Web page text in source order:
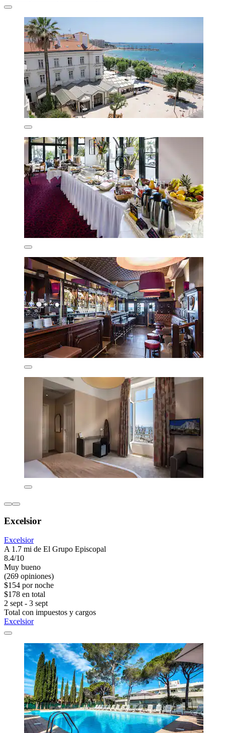
Excelsior
Excelsior
A 1.7 mi de El Grupo Episcopal
8.4/10
Muy bueno
(269 opiniones)
$154 por noche
$178 en total
2 sept - 3 sept
Total con impuestos y cargos
Excelsior